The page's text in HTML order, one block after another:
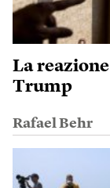
La
Trump
Rafael Behr